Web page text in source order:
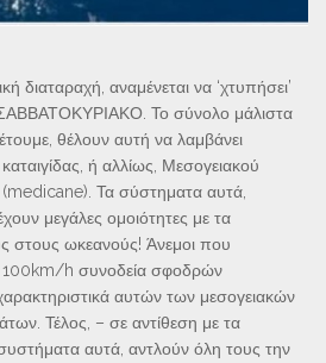
διαταραχή, αναμένεται να ‘χτυπήσει’
Το σύνολο μάλιστα
θέλουν αυτή να λαμβάνει
ή αλλίως, Μεσογειακού
Τα σύστηματα αυτά,
μεγάλες ομοιότητες με τα
στους ωκεανούς! Άνεμοι που
100km/h συνοδεία σφοδρών
αυτών των μεσογειακών
Τέλος, – σε αντίθεση με τα
αυτά, αντλούν όλη τους την